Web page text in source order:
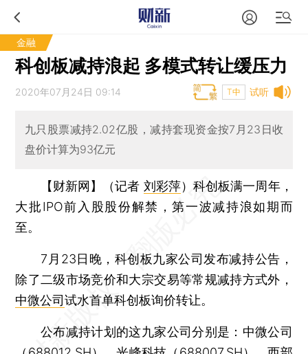
金融
科创板减持浪起 多模式转让缓压力
试听
2020年07月24日 09:14 T中
九只股票减持2.02亿股，减持套现资金按7月23日收
盘价计算为93亿元
【财新网】（记者 刘彩萍） 科创板满一周年，
大批IPO前入股股份解禁，第一波减持浪如期而
至。
7月23日晚，科创板九家公司发布减持公告，
除了二级市场竞价和大宗交易等常规减持方式外，
中微公司试水首单科创板询价转让。
公布减持计划的这九家公司分别是：中微公司